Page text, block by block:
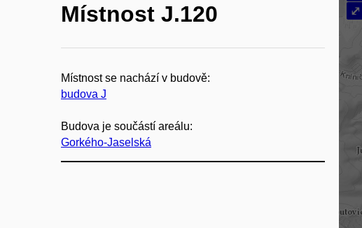
⤢
Místnost J.120
Místnost se nachází v budově:
budova J
Budova je součástí areálu:
Gorkého-Jaselská